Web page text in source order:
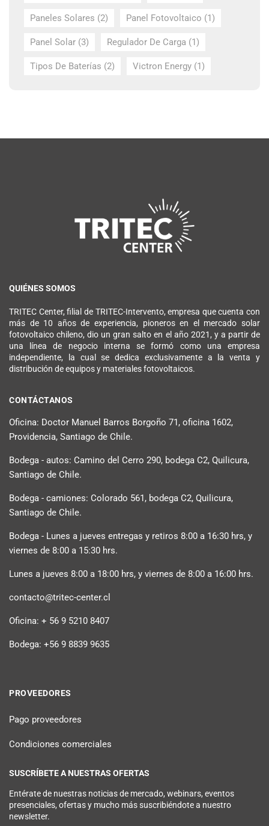
Paneles Solares (2) Panel Fotovoltaico (1)
Panel Solar (3) Regulador De Carga (1)
Tipos De Baterías (2) Victron Energy (1)
QUIÉNES SOMOS
TRITEC Center, filial de TRITEC-Intervento, empresa que cuenta con
más de 10 años de experiencia, pioneros en el mercado solar
fotovoltaico chileno, dio un gran salto en el año 2021, y a partir de
una línea de negocio interna se formó como una empresa
independiente, la cual se dedica exclusivamente a la venta y
distribución de equipos y materiales fotovoltaicos.
CONTÁCTANOS
Oficina: Doctor Manuel Barros Borgoño 71, oficina 1602,
Providencia, Santiago de Chile.
Bodega - autos: Camino del Cerro 290, bodega C2, Quilicura,
Santiago de Chile.
Bodega - camiones: Colorado 561, bodega C2, Quilicura,
Santiago de Chile.
Bodega - Lunes a jueves entregas y retiros 8:00 a 16:30 hrs, y
viernes de 8:00 a 15:30 hrs.
Lunes a jueves 8:00 a 18:00 hrs, y viernes de 8:00 a 16:00 hrs.
contacto@tritec-center.cl
Oficina: + 56 9 5210 8407
Bodega: +56 9 8839 9635
PROVEEDORES
Pago proveedores
Condiciones comerciales
SUSCRÍBETE A NUESTRAS OFERTAS
Entérate de nuestras noticias de mercado, webinars, eventos
presenciales, ofertas y mucho más suscribiéndote a nuestro
newsletter.